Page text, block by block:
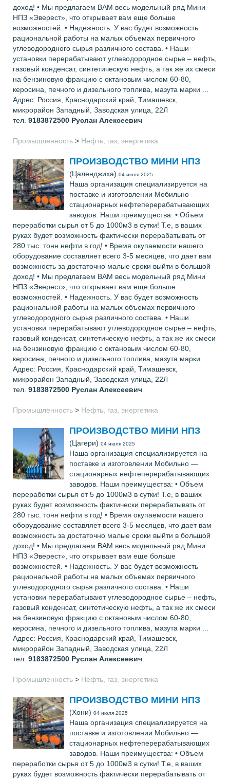
доход! • Мы предлагаем ВАМ весь модельный ряд Мини
НПЗ «Эверест», что открывает вам еще больше
возможностей. • Надежность. У вас будет возможность
рациональной работы на малых объемах первичного
углеводородного сырья различного состава. • Наши
установки перерабатывают углеводородное сырье – нефть,
газовый конденсат, синтетическую нефть, а так же их смеси
на бензиновую фракцию с октановым числом 60-80,
керосина, печного и дизельного топлива, мазута марки ...
Адрес: Россия, Краснодарский край, Тимашевск,
микрорайон Западный, Заводская улица, 22Л
тел. 9183872500 Руслан Алексеевич
Промышленность > Нефть, газ, энергетика
ПРОИЗВОДСТВО МИНИ НПЗ
(Цаленджиха) 04 июля 2025
Наша организация специализируется на
поставке и изготовлении Мобильно —
стационарных нефтеперерабатывающих
заводов. Наши преимущества: • Объем
переработки сырья от 5 до 1000м3 в сутки! Т.е, в ваших
руках будет возможность фактически перерабатывать от
280 тыс. тонн нефти в год! • Время окупаемости нашего
оборудование составляет всего 3-5 месяцев, что дает вам
возможность за достаточно малые сроки выйти в большой
доход! • Мы предлагаем ВАМ весь модельный ряд Мини
НПЗ «Эверест», что открывает вам еще больше
возможностей. • Надежность. У вас будет возможность
рациональной работы на малых объемах первичного
углеводородного сырья различного состава. • Наши
установки перерабатывают углеводородное сырье – нефть,
газовый конденсат, синтетическую нефть, а так же их смеси
на бензиновую фракцию с октановым числом 60-80,
керосина, печного и дизельного топлива, мазута марки ...
Адрес: Россия, Краснодарский край, Тимашевск,
микрорайон Западный, Заводская улица, 22Л
тел. 9183872500 Руслан Алексеевич
Промышленность > Нефть, газ, энергетика
ПРОИЗВОДСТВО МИНИ НПЗ
(Цагери) 04 июля 2025
Наша организация специализируется на
поставке и изготовлении Мобильно —
стационарных нефтеперерабатывающих
заводов. Наши преимущества: • Объем
переработки сырья от 5 до 1000м3 в сутки! Т.е, в ваших
руках будет возможность фактически перерабатывать от
280 тыс. тонн нефти в год! • Время окупаемости нашего
оборудование составляет всего 3-5 месяцев, что дает вам
возможность за достаточно малые сроки выйти в большой
доход! • Мы предлагаем ВАМ весь модельный ряд Мини
НПЗ «Эверест», что открывает вам еще больше
возможностей. • Надежность. У вас будет возможность
рациональной работы на малых объемах первичного
углеводородного сырья различного состава. • Наши
установки перерабатывают углеводородное сырье – нефть,
газовый конденсат, синтетическую нефть, а так же их смеси
на бензиновую фракцию с октановым числом 60-80,
керосина, печного и дизельного топлива, мазута марки ...
Адрес: Россия, Краснодарский край, Тимашевск,
микрорайон Западный, Заводская улица, 22Л
тел. 9183872500 Руслан Алексеевич
Промышленность > Нефть, газ, энергетика
ПРОИЗВОДСТВО МИНИ НПЗ
(Хони) 04 июля 2025
Наша организация специализируется на
поставке и изготовлении Мобильно —
стационарных нефтеперерабатывающих
заводов. Наши преимущества: • Объем
переработки сырья от 5 до 1000м3 в сутки! Т.е, в ваших
руках будет возможность фактически перерабатывать от